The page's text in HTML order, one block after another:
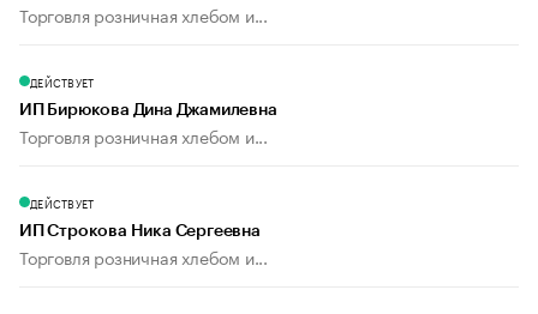
Торговля розничная хлебом и...
ДЕЙСТВУЕТ
ИП Бирюкова Дина Джамилевна
Торговля розничная хлебом и...
ДЕЙСТВУЕТ
ИП Строкова Ника Сергеевна
Торговля розничная хлебом и...